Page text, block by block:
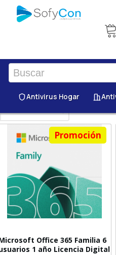
Antivirus Hogar
Promoción
Office 365 Familia 6
1 año Licencia Digital